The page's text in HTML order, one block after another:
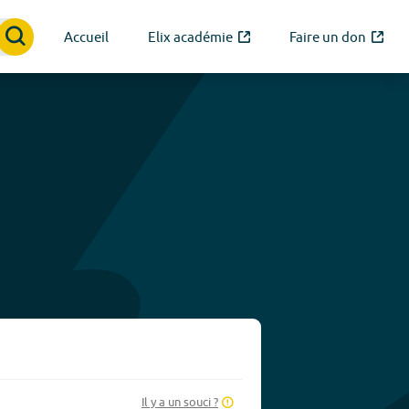
Accueil Elix académie Faire un don
Il y a un souci ?